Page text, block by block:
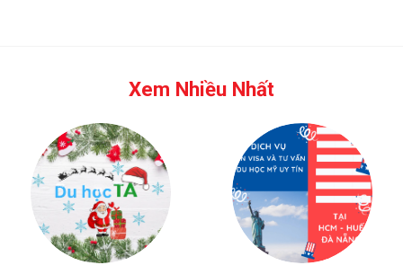
Xem Nhiều Nhất